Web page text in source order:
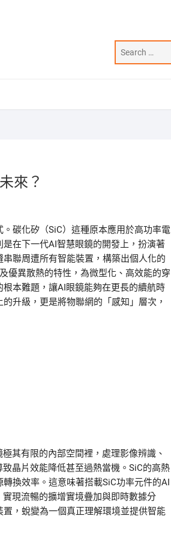
來？
碳化矽（SiC）這種原本應用於高功率電
在下一代AI智慧眼鏡的開發上，扮演著
聯周遭所有智能裝置，構築出個人化的
優異散熱的特性，為微型化、高效能的穿
本難題，讓AI眼鏡能夠在更長的續航時
升級，更是將物聯網的「感知」層次，
其有限的內部空間裡，處理影像辨識、
晶片效能降低甚至過熱當機。SiC的高熱
換效率。這意味著搭載SiC功率元件的AI
現流暢的擴增實境疊加與即時數據分
，蛻變為一個真正理解環境並提供智能